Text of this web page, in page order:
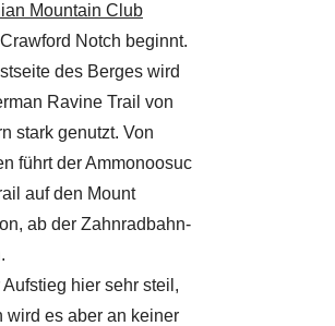
Mountain Club
Notch beginnt.
des Berges wird
Ravine Trail von
stark genutzt. Von
führt der Ammonoosuc
auf den Mount
ab der Zahnradbahn-
Aufstieg hier sehr steil,
wird es aber an keiner